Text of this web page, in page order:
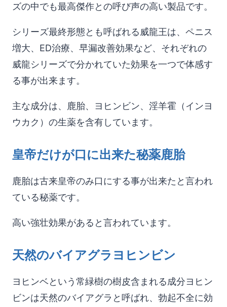
ズの中でも最高傑作との呼び声の高い製品です。
シリーズ最終形態とも呼ばれる威龍王は、ペニス
増大、ED治療、早漏改善効果など、それぞれの
威龍シリーズで分かれていた効果を一つで体感す
る事が出来ます。
主な成分は、鹿胎、ヨヒンビン、淫羊霍（インヨ
ウカク）の生薬を含有しています。
皇帝だけが口に出来た秘薬鹿胎
鹿胎は古来皇帝のみ口にする事が出来たと言われ
ている秘薬です。
高い強壮効果があると言われています。
天然のバイアグラヨヒンビン
ヨヒンベという常緑樹の樹皮含まれる成分ヨヒン
ビンは天然のバイアグラと呼ばれ、勃起不全に効